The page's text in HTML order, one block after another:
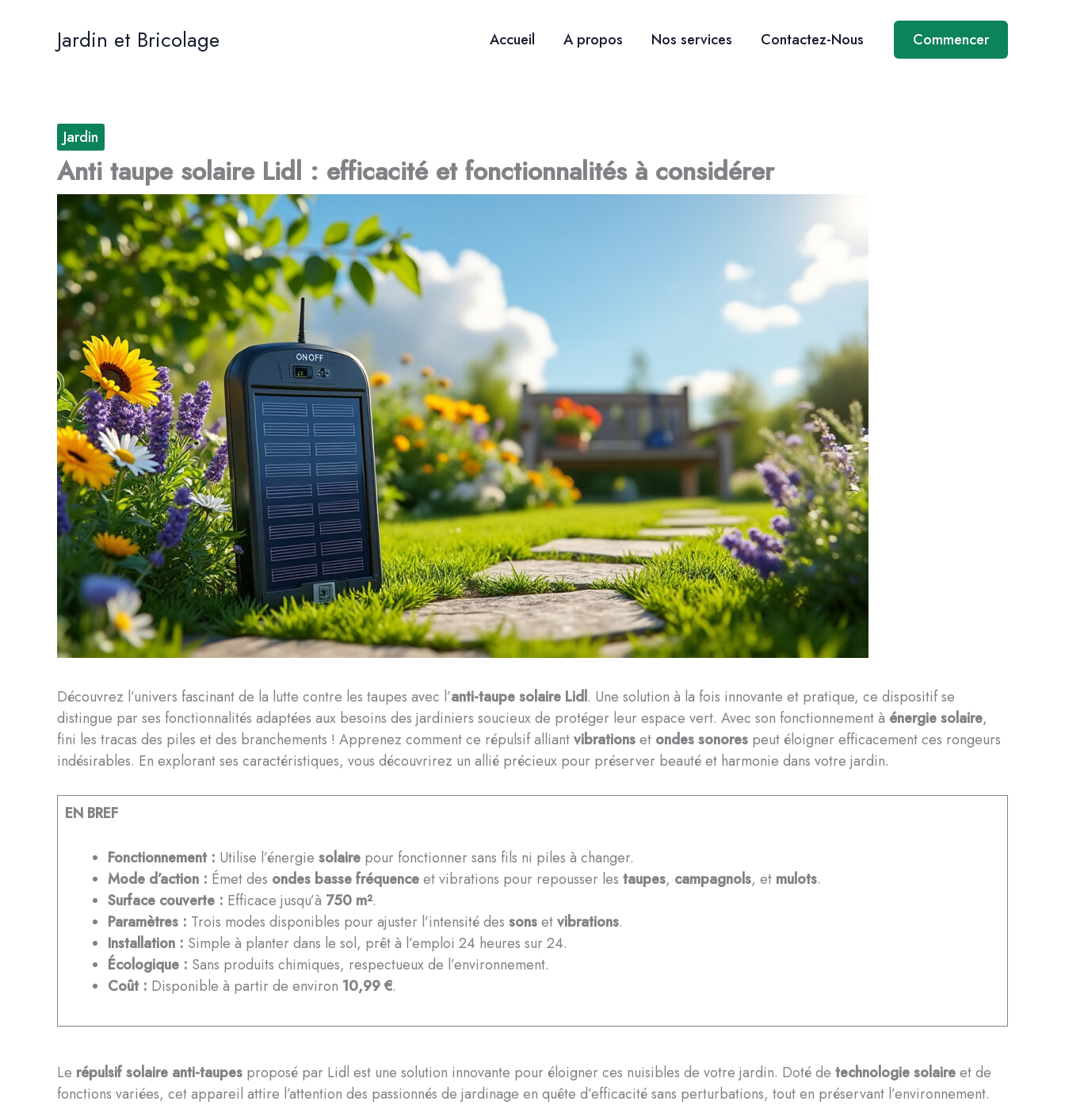
Jardin et Bricolage Accueil A propos Nos services Contactez-Nous Commencer
Jardin
Anti taupe solaire Lidl : efficacité et fonctionnalités à considérer
Découvrez l’univers fascinant de la lutte contre les taupes avec l’anti-taupe solaire Lidl. Une solution à la fois innovante et pratique, ce dispositif se
distingue par ses fonctionnalités adaptées aux besoins des jardiniers soucieux de protéger leur espace vert. Avec son fonctionnement à énergie solaire,
fini les tracas des piles et des branchements ! Apprenez comment ce répulsif alliantvibrationset ondes sonores peut éloigner efficacement ces rongeurs
indésirables. En explorant ses caractéristiques, vous découvrirez un allié précieux pour préserver beauté et harmonie dans votre jardin.
EN BREF
Fonctionnement : Utilise l’énergie solaire pour fonctionner sans fils ni piles à changer.
Mode d’action : Émet des ondes basse fréquenceet vibrations pour repousser les taupes, campagnols, et mulots.
Surface couverte : Efficace jusqu’à 750 m².
Paramètres : Trois modes disponibles pour ajuster l’intensité des sonsetvibrations.
Installation : Simple à planter dans le sol, prêt à l’emploi 24 heures sur 24.
Écologique : Sans produits chimiques, respectueux de l’environnement.
Coût : Disponible à partir de environ 10,99 €.
Le répulsif solaire anti-taupes proposé par Lidl est une solution innovante pour éloigner ces nuisibles de votre jardin. Doté de technologie solaireet de
fonctions variées, cet appareil attire l’attention des passionnés de jardinage en quête d’efficacité sans perturbations, tout en préservant l’environnement.